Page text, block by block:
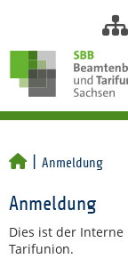
Anmeldung
Anmeldung
Dies ist der Interne
Tarifunion.